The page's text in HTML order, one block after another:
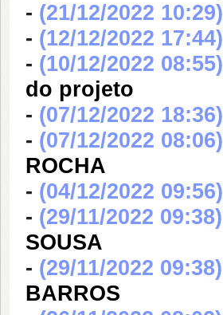
- (21/12/2022 10:29)
- (12/12/2022 17:44)
- (10/12/2022 08:55)
do projeto
- (07/12/2022 18:36)
- (07/12/2022 08:06)
ROCHA
- (04/12/2022 09:56)
- (29/11/2022 09:38)
SOUSA
- (29/11/2022 09:38)
BARROS